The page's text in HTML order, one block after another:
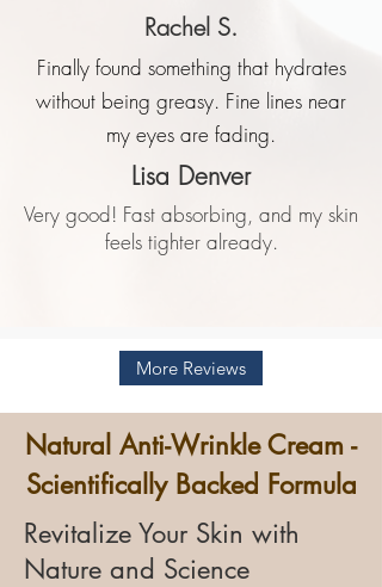
Rachel S.
Finally found something that hydrates
without being greasy. Fine lines near
my eyes are fading.
Lisa Denver
Very good! Fast absorbing, and my skin
feels tighter already.
More Reviews
Natural Anti-Wrinkle Cream -
Scientifically Backed Formula
Revitalize Your Skin with
Nature and Science